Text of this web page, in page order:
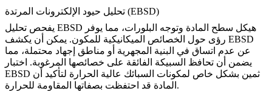
تحليل حيود الإلكترونات المرتدة (EBSD)
يفحص تحليل EBSD
رؤى حول الخصائص الميكانيكية للمكون. يمكن أن يكشف EBSD
عن عدم اتساق في البنية المجهرية أو مناطق إجهاد محتملة، مما
يضمن أن تحافظ السبيكة الفائقة على خصائصها المرغوبة. اختبار
EBSD ثمين بشكل خاص لمكونات السبائك عالية الحرارة لتأكيد أن
المادة قد احتفظت بصفاتها المقاومة للحرارة.